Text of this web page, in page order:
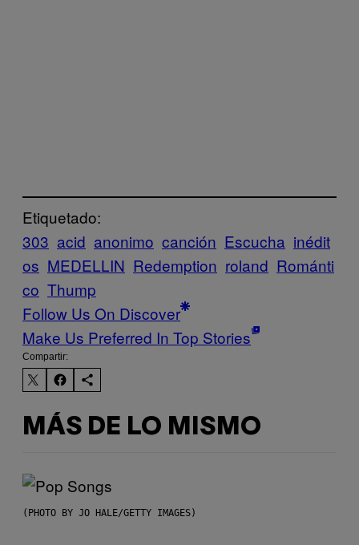
Etiquetado:
303 acid anonimo canción Escucha inédit
os MEDELLIN Redemption roland Románti
co Thump
Follow Us On Discover
Make Us Preferred In Top Stories
Compartir:
MÁS DE LO MISMO
(PHOTO BY JO HALE/GETTY IMAGES)